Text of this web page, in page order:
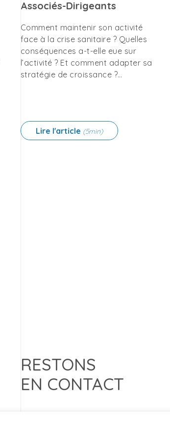
Associés-Dirigeants
Comment maintenir son activité
face à la crise sanitaire ? Quelles
conséquences a-t-elle eue sur
l’activité ? Et comment adapter sa
stratégie de croissance ?…
Lire l'article (5min)
RESTONS
EN CONTACT